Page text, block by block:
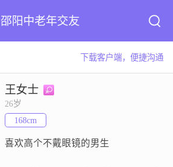
邵阳中老年交友
下载客户端，便捷沟通
王女士
26岁
168cm
喜欢高个不戴眼镜的男生